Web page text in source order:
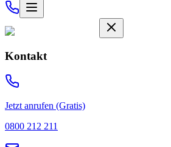
Kontakt
Jetzt anrufen (Gratis)
0800 212 211